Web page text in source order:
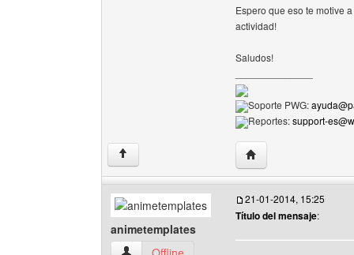
Espero que eso te motive
actividad!
Saludos!
Soporte PWG:
Reportes:support-
↑ Visitar sitio web del
animetemplates
animetemplates Ver perfil del usuario
21-01-2014, 15:25
Título del mensaje: